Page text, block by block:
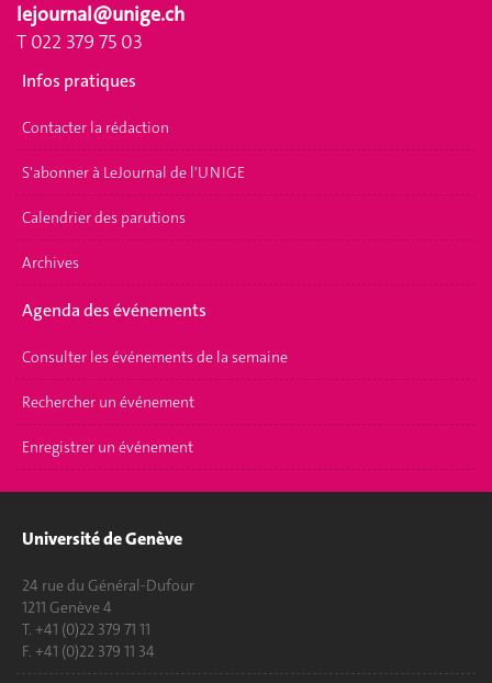
lejournal@unige.ch
T 022 379 75 03
Infos pratiques
Contacter la rédaction
S'abonner à LeJournal de l'UNIGE
Calendrier des parutions
Archives
Agenda des événements
Consulter les événements de la semaine
Rechercher un événement
Enregistrer un événement
Université de Genève
24 rue du Général-Dufour
1211 Genève 4
T. +41 (0)22 379 71 11
F. +41 (0)22 379 11 34